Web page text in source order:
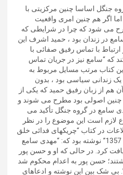
جنگل اساسا چنین مرکزیتی با
اگر هم چنین امری واقعیت
می شود که چرا در شرایطی که
در زندان بود ، حمید اشرف این
با تماس رفیق صفائی با
که “سامع نیز در جریان تماس
کتاب مرتب مسایل مربوط به
زندانی سیاسی بود ، بدون
از زبان رفیق حمید که یکی از
اصولی بود مطرح می شوند و
سامع در گروه جنگل تأکید می
لازم است این موضوع را در نظر
در کتاب “چریکهای فدائی خلق
از نخستین کنش ها تا بهمن 1357” نوشته بود که: “مهدی سامع
کرد. در حالی که او و حسن پور
حسن پور به اعدام محکوم شد
بی شک بین این نوشته و ادعاهای